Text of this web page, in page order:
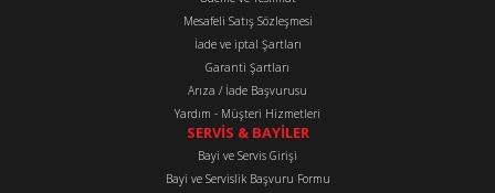
Ürün fiyatı diğer sitelerden daha pahalı.
Bu ürüne benzer farklı alternatifler olmalı.
Mesafeli Satış Sözleşmesi
İade ve iptal Şartları
Garanti Şartları
Arıza / İade Başvurusu
Yardım - Müşteri Hizmetleri
SERVİS & BAYİLER
Bayi ve Servis Girişi
Bayi ve Servislik Başvuru Formu